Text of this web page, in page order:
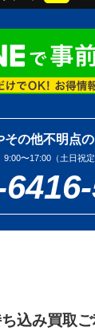
その他不明点
9:00〜17:00（土日祝定
込み買取